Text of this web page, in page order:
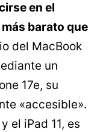
en el
barato que
del MacBook
un
17e, su
«accesible».
el iPad 11, es